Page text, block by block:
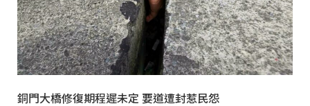
銅門大橋修復期程遲未定 要道遭封惹民怨